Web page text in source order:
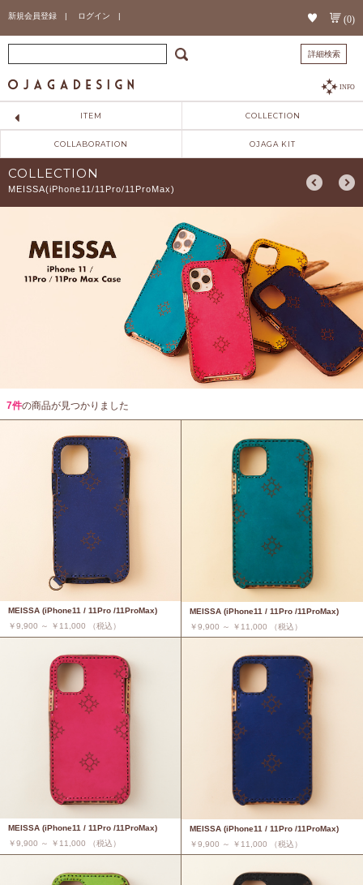
新規会員登録 | ログイン | (0)
詳細検索
INFO
ITEM COLLECTION
COLLABORATION OJAGA KIT
COLLECTION
MEISSA(iPhone11/11Pro/11ProMax)
7件の商品が見つかりました
MEISSA (iPhone11 / 11Pro /11ProMax)
￥9,900 ～ ￥11,000 （税込）
MEISSA (iPhone11 / 11Pro /11ProMax)
￥9,900 ～ ￥11,000 （税込）
MEISSA (iPhone11 / 11Pro /11ProMax)
￥9,900 ～ ￥11,000 （税込）
MEISSA (iPhone11 / 11Pro /11ProMax)
￥9,900 ～ ￥11,000 （税込）